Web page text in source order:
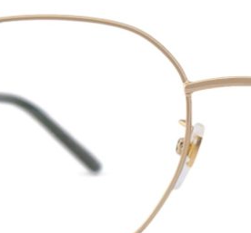
140 mm
Lățimea ramei
Lățimea lentilei
Lățimea